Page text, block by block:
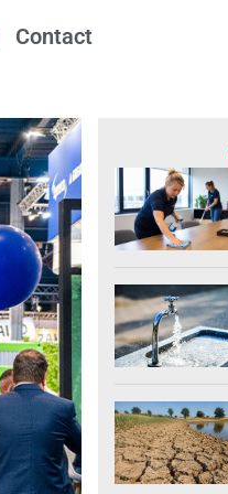
Contact